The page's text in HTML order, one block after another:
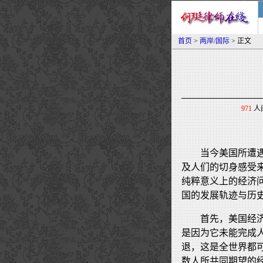
首页 > 两岸/国际> 正文
971人
当今美国所遭
及人们的切身感受
纯粹意义上的经济
国的发展轨迹与历
首先，美国经
是因为它未能完成
退，这是全世界都
数人所共同期望的